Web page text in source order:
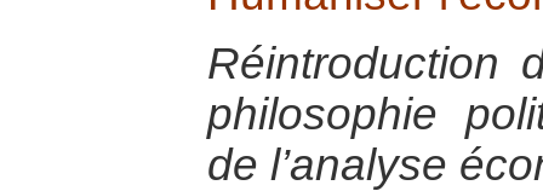
Réintroduction
philosophie
de l’analyse